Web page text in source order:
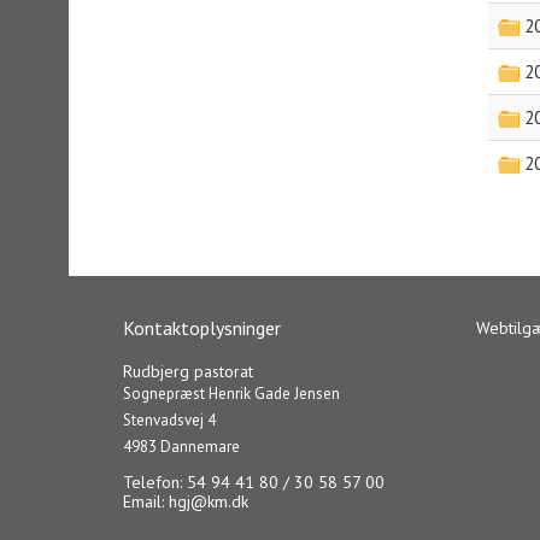
Kontaktoplysninger
Rudbjerg pastorat
Sognepræst Henrik Gade Jensen
Stenvadsvej 4
4983 Dannemare
Telefon: 54 94 41 80 / 30 58 57 00
Email: hgj@km.dk